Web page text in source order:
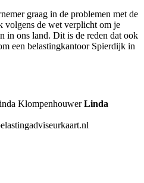
graag in de problemen met de
volgens de wet verplicht om je
in ons land. Dit is de reden dat ook
een belastingkantoor Spierdijk in
Linda